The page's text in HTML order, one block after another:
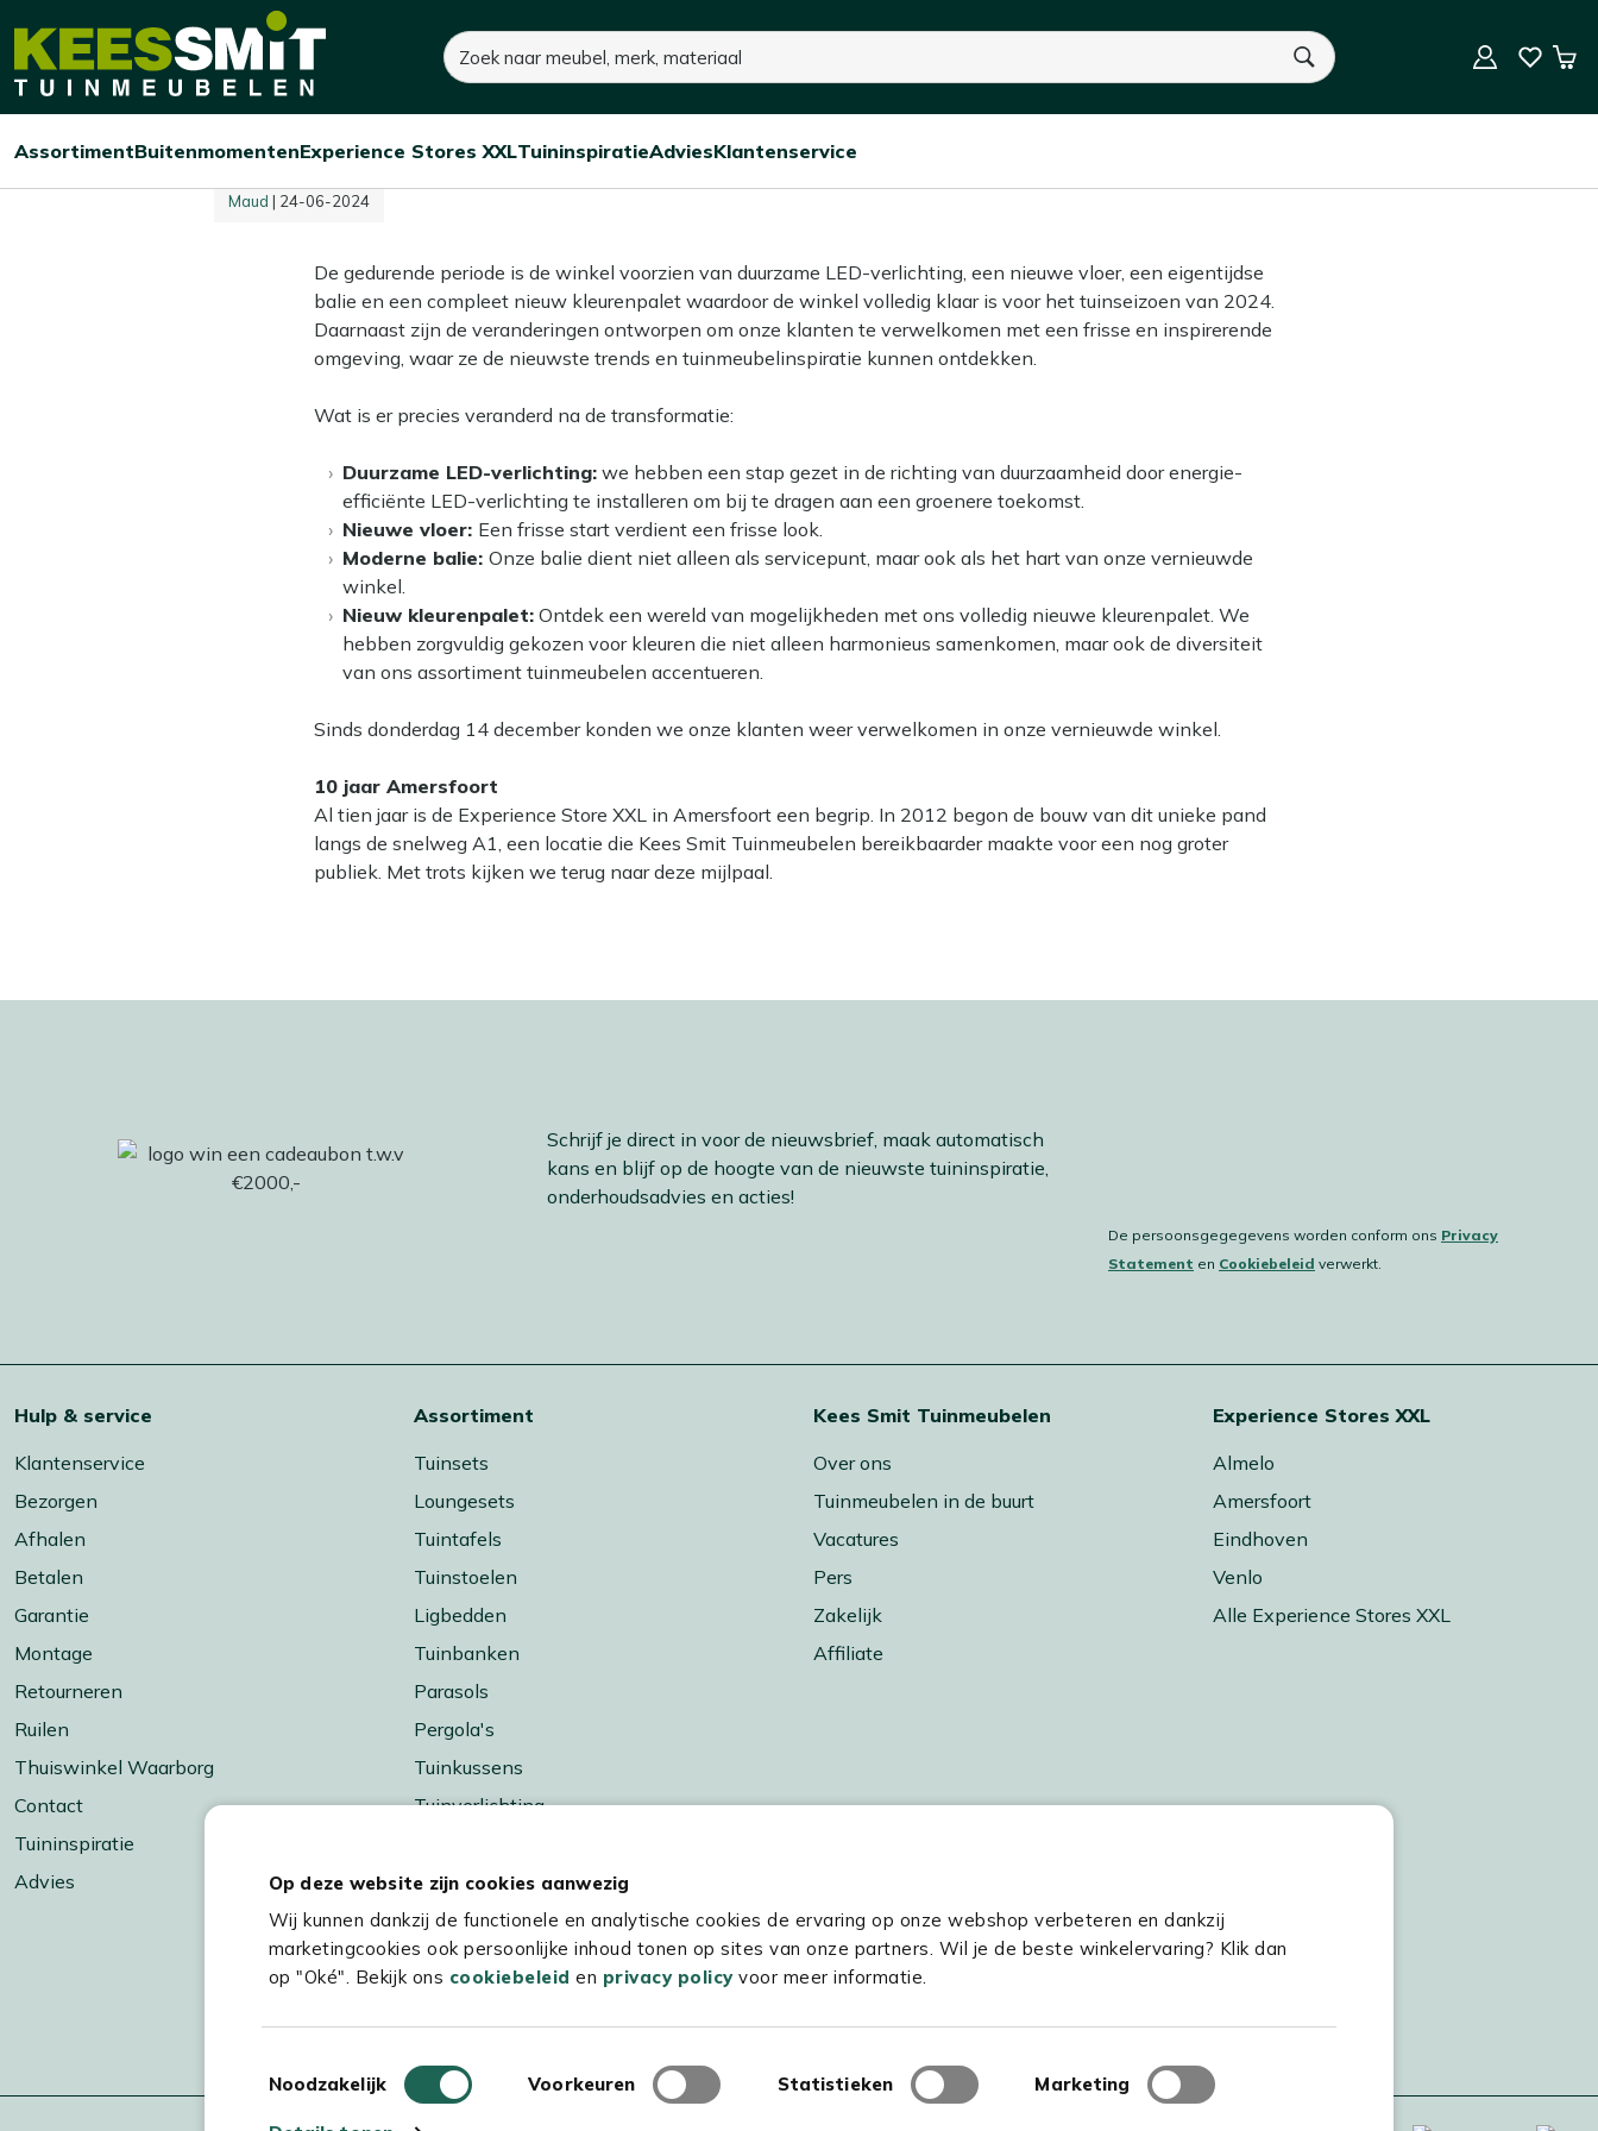
Op deze website zijn cookies aanwezig
Wij kunnen dankzij de functionele en analytische cookies de ervaring op onze webshop verbeteren en dankzij
marketingcookies ook persoonlijke inhoud tonen op sites van onze partners. Wil je de beste winkelervaring? Klik dan
op "Oké". Bekijk ons cookiebeleid en privacy policyvoor meer informatie.
Noodzakelijk
Voorkeuren Statistieken Marketing
Kees
Tuinmeubelen
Zoeken
Open/sluit
Assortiment
Open/sluit
Buitenmomenten
Open/sluit
Experience Stores XXL
Open/sluit
Tuininspiratie
Open/sluit
Advies
Open/sluit
Klantenservice
Kees ruimt op! Tot 60% korting
Home Verbouwing Kees Smit Experience Store XXL Amersfoort
Verbouwing Kees Smit Experience Store XXL
Amersfoort
Maud | 24-06-2024
De gedurende periode is de winkel voorzien van duurzame LED-verlichting, een nieuwe vloer, een eigentijdse
balie en een compleet nieuw kleurenpalet waardoor de winkel volledig klaar is voor het tuinseizoen van 2024.
Daarnaast zijn de veranderingen ontworpen om onze klanten te verwelkomen met een frisse en inspirerende
omgeving, waar ze de nieuwste trends en tuinmeubelinspiratie kunnen ontdekken.
Wat is er precies veranderd na de transformatie:
Duurzame LED-verlichting: we hebben een stap gezet in de richting van duurzaamheid door energie-
efficiënte LED-verlichting te installeren om bij te dragen aan een groenere toekomst.
Nieuwe vloer: Een frisse start verdient een frisse look.
Moderne balie: Onze balie dient niet alleen als servicepunt, maar ook als het hart van onze vernieuwde
winkel.
Nieuw kleurenpalet: Ontdek een wereld van mogelijkheden met ons volledig nieuwe kleurenpalet. We
hebben zorgvuldig gekozen voor kleuren die niet alleen harmonieus samenkomen, maar ook de diversiteit
van ons assortiment tuinmeubelen accentueren.
Sinds donderdag 14 december konden we onze klanten weer verwelkomen in onze vernieuwde winkel.
10 jaar Amersfoort
Al tien jaar is de Experience Store XXL in Amersfoort een begrip. In 2012 begon de bouw van dit unieke pand
langs de snelweg A1, een locatie die Kees Smit Tuinmeubelen bereikbaarder maakte voor een nog groter
publiek. Met trots kijken we terug naar deze mijlpaal.
Schrijf je direct in voor de nieuwsbrief, maak automatisch
kans en blijf op de hoogte van de nieuwste tuininspiratie,
onderhoudsadvies en acties!
De persoonsgegegevens worden conform ons Privacy
Statement en Cookiebeleid verwerkt.
Hulp & service
Klantenservice
Bezorgen
Afhalen
Betalen
Garantie
Montage
Retourneren
Ruilen
Thuiswinkel Waarborg
Contact
Tuininspiratie
Advies
Assortiment
Tuinsets
Loungesets
Tuintafels
Tuinstoelen
Ligbedden
Tuinbanken
Parasols
Pergola's
Tuinkussens
Tuinverlichting
Vuur & terrasverwarming
Tuinaccessoires
Merken
Aanbiedingen
Kees Smit Tuinmeubelen
Over ons
Tuinmeubelen in de buurt
Vacatures
Pers
Zakelijk
Affiliate
Experience Stores XXL
Almelo
Amersfoort
Eindhoven
Venlo
Alle Experience Stores XXL